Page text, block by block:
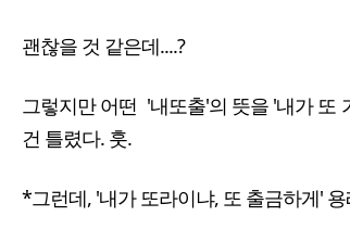
괜찮을 것 같은데....?
그렇지만 어떤 '내또출'의 뜻을 '내가 또
건 틀렸다. 훗.
*그런데, '내가 또라이냐, 또 출금하게'